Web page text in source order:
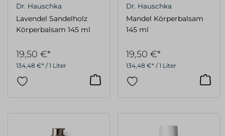
Dr. Hauschka
Lavendel Sandelholz
Körperbalsam 145 ml
134,48 €* / 1 Liter
19,50 €*
Dr. Hauschka
Mandel Körperbalsam
145 ml
134,48 €* / 1 Liter
19,50 €*